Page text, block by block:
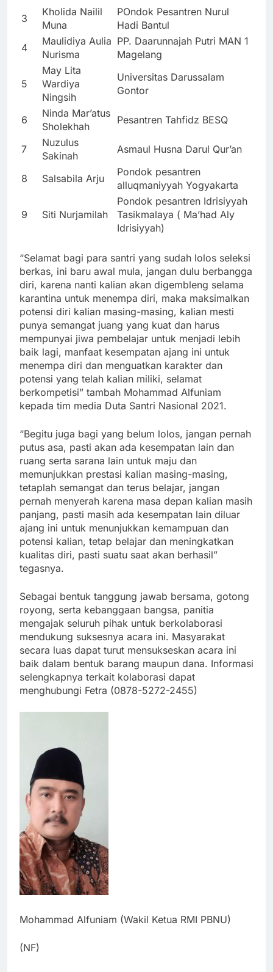
3
Kholida Nailil
Muna
POndok Pesantren Nurul
Hadi Bantul
4
Maulidiya Aulia
Nurisma
PP. Daarunnajah Putri MAN 1
Magelang
5
May Lita
Wardiya
Ningsih
Universitas Darussalam
Gontor
6
Ninda Mar’atus
Sholekhah
Pesantren Tahfidz BESQ
7
Nuzulus
Sakinah
Asmaul Husna Darul Qur’an
8 Salsabila Arju
Pondok pesantren
alluqmaniyyah Yogyakarta
9 Siti Nurjamilah
Pondok pesantren Idrisiyyah
Tasikmalaya ( Ma’had Aly
Idrisiyyah)
“Selamat bagi para santri yang sudah lolos seleksi
berkas, ini baru awal mula, jangan dulu berbangga
diri, karena nanti kalian akan digembleng selama
karantina untuk menempa diri, maka maksimalkan
potensi diri kalian masing-masing, kalian mesti
punya semangat juang yang kuat dan harus
mempunyai jiwa pembelajar untuk menjadi lebih
baik lagi, manfaat kesempatan ajang ini untuk
menempa diri dan menguatkan karakter dan
potensi yang telah kalian miliki, selamat
berkompetisi” tambah Mohammad Alfuniam
kepada tim media Duta Santri Nasional 2021.
“Begitu juga bagi yang belum lolos, jangan pernah
putus asa, pasti akan ada kesempatan lain dan
ruang serta sarana lain untuk maju dan
memunjukkan prestasi kalian masing-masing,
tetaplah semangat dan terus belajar, jangan
pernah menyerah karena masa depan kalian masih
panjang, pasti masih ada kesempatan lain diluar
ajang ini untuk menunjukkan kemampuan dan
potensi kalian, tetap belajar dan meningkatkan
kualitas diri, pasti suatu saat akan berhasil”
tegasnya.
Sebagai bentuk tanggung jawab bersama, gotong
royong, serta kebanggaan bangsa, panitia
mengajak seluruh pihak untuk berkolaborasi
mendukung suksesnya acara ini. Masyarakat
secara luas dapat turut mensukseskan acara ini
baik dalam bentuk barang maupun dana. Informasi
selengkapnya terkait kolaborasi dapat
menghubungi Fetra (0878-5272-2455)
Mohammad Alfuniam (Wakil Ketua RMI PBNU)
(NF)